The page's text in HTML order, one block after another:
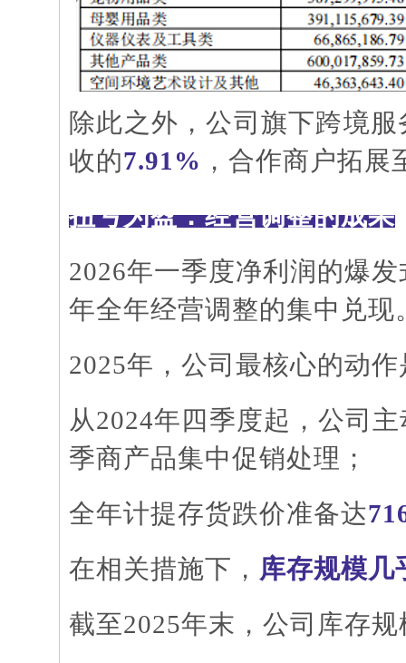
除此之外，公司旗下跨境
收的7.91% ，合作商户拓展
扭亏为盈：经营调整的成果
2026年一季度净利润的爆
年全年经营调整的集中兑现
2025年，公司最核心的动
从2024年四季度起，公司
季商产品集中促销处理；
全年计提存货跌价准备达
在相关措施下， 库存规模几
截至2025年末，公司库存